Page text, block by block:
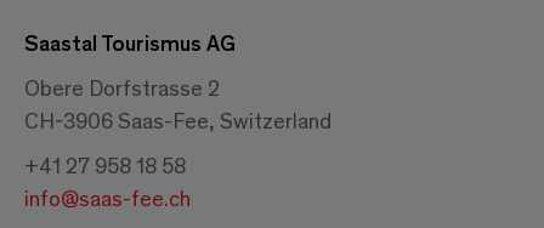
Saastal Tourismus AG
Obere Dorfstrasse 2
CH-3906 Saas-Fee, Switzerland
+41 27 958 18 58
info@saas-fee.ch